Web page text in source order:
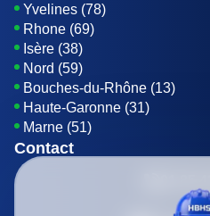
Yvelines (78)
Rhone (69)
Isère (38)
Nord (59)
Bouches-du-Rhône (13)
Haute-Garonne (31)
Marne (51)
Contact